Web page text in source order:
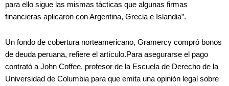
para ello sigue las mismas tácticas que algunas firmas
financieras aplicaron con Argentina, Grecia e Islandia”.
Un fondo de cobertura norteamericano, Gramercy compró bonos
de deuda peruana, refiere el artículo.Para asegurarse el pago
contrató a John Coffee, profesor de la Escuela de Derecho de la
Universidad de Columbia para que emita una opinión legal sobre